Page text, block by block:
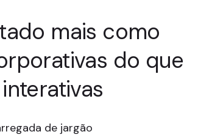
mais como
do que
de jargão